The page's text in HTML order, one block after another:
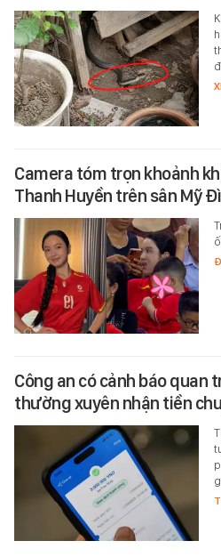
Camera tóm trọn khoảnh
Thanh Huyền trên sân Mỹ
Công an có cảnh báo quan
thường xuyên nhận tiền